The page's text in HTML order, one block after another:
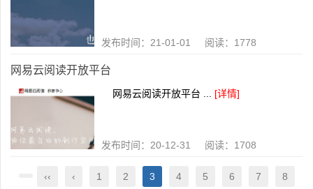
发布时间：21-01-01 阅读：1778
网易云阅读开放平台
网易云阅读开放平台 ... [详情]
发布时间：20-12-31 阅读：1708
‹‹ ‹ 1 2 3 4 5 6 7 8